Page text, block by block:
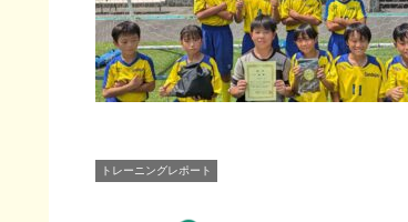
トレーニングレポート